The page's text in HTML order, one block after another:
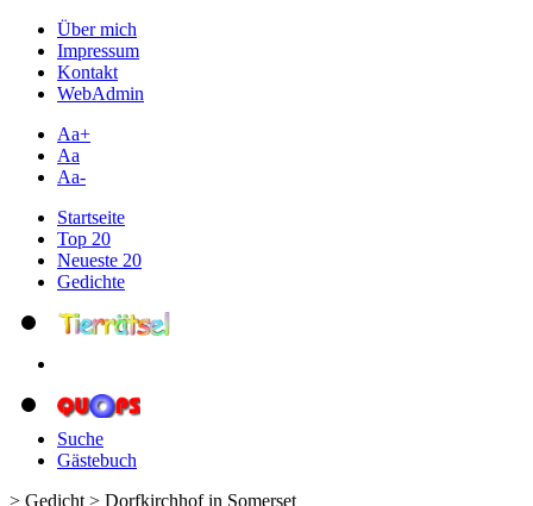
Über mich
Impressum
Kontakt
WebAdmin
Aa+
Aa
Aa-
Startseite
Top 20
Neueste 20
Gedichte
Suche
Gästebuch
> Gedicht > Dorfkirchhof in Somerset